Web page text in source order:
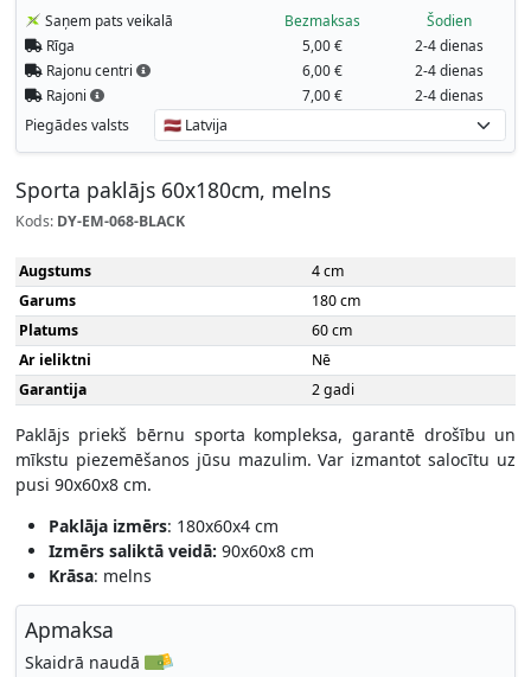
Saņem pats veikalā Bezmaksas
Šodien
Rīga
5,00 €
2-4 dienas
Rajonu centri
6,00 €
2-4 dienas
Rajoni
7,00 € 2-4 dienas
Piegādes valsts
Sporta paklājs 60x180cm, melns
Kods: DY-EM-068-BLACK
Augstums
4 cm
Garums
180 cm
Platums
60 cm
Ar ieliktni
Nē
Garantija
2 gadi
Paklājs priekš bērnu sporta kompleksa, garantē drošību un
mīkstu piezemēšanos jūsu mazulim. Var izmantot salocītu uz
pusi 90x60x8 cm.
Paklāja izmērs: 180x60x4 cm
Izmērs saliktā veidā: 90x60x8 cm
Krāsa: melns
Apmaksa
Skaidrā naudā